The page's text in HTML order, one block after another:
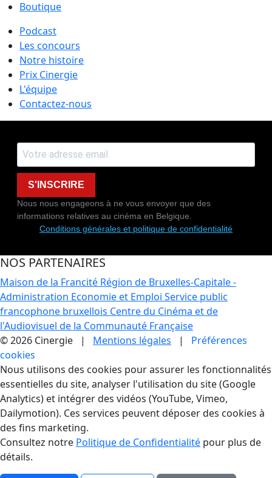
Boutique
Podcast
Les concours
Notre histoire
Prix Cinergie
L'équipe
Contactez-nous
S'INSCRIRE
Nous nous engageons à ne vous envoyer que des
informations relatives au cinéma en Belgique.
Conditions générales et politique de confidentialité
NOS PARTENAIRES
Maison de la Francité Région de Bruxelles-Capitale -
Administration Economie et Emploi Service public
francophone bruxellois Centre du Cinéma et de
l'Audiovisuel de la Communauté Française
© 2026 Cinergie | Mentions légales | Préférences
cookies
Gestion des Cookies
Nous utilisons des cookies pour assurer les fonctionnalités
essentielles du site, analyser l'utilisation du site (Google
Analytics) et intégrer des vidéos (YouTube, Vimeo,
Dailymotion). Ces services peuvent déposer des cookies à
des fins marketing.
Consultez notre Politique de Confidentialité pour plus de
détails.